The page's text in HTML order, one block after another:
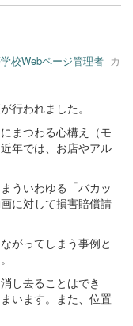
校Webページ管理者 カ
行われました。
まつわる心構え（モ
年では、お店やアル
ういわゆる「バカッ
に対して損害賠償請
がってしまう事例と
し去ることはでき
います。また、位置